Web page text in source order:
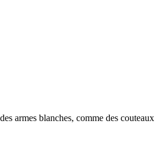
armes blanches, comme des couteaux